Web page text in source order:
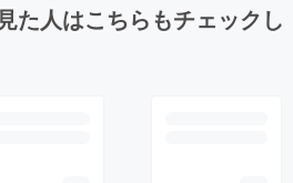
た人はこちらもチェックし